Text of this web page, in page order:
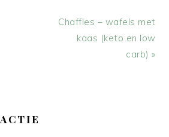
Volgend
bericht:
Chaffles – wafels met
kaas (keto en low
carb) »